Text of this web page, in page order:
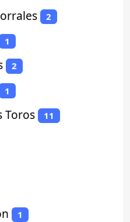
2
1
2
1
Toros 11
1